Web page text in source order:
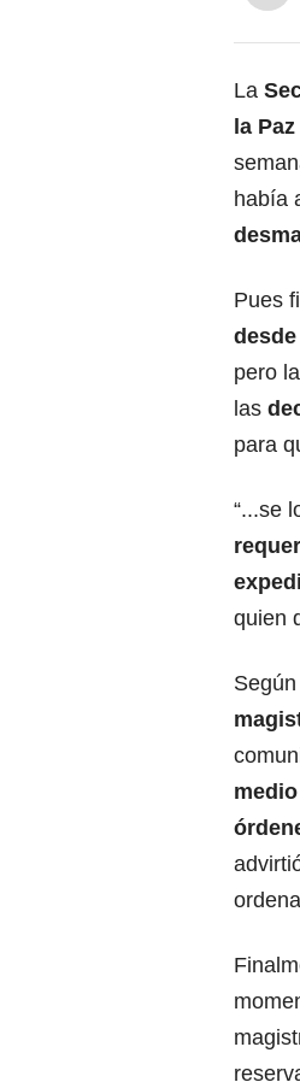
La
la
había
Pues
pero
las
para
“...se
quien